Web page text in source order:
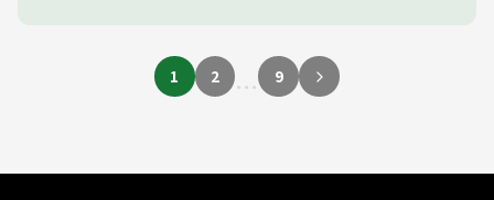
1 2 … 9